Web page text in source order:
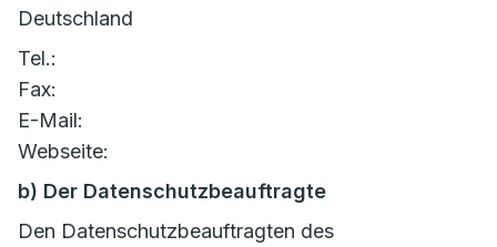
Deutschland
Tel.:
Fax:
E-Mail:
Webseite:
b) Der Datenschutzbeauftragte
Den Datenschutzbeauftragten des